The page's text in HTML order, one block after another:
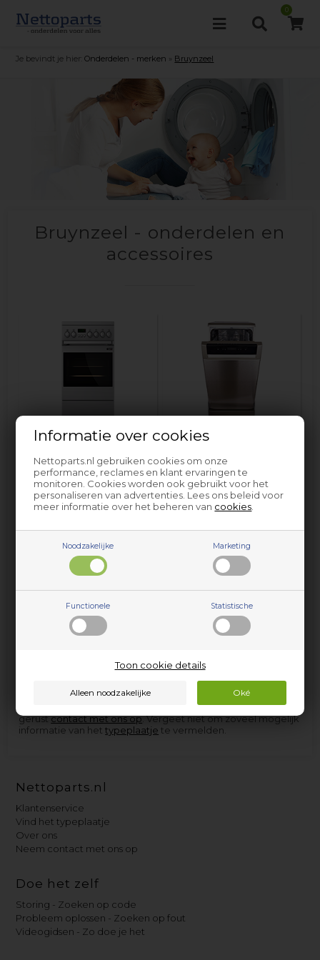
Informatie over cookies
Nettoparts.nl gebruiken cookies om onze
performance, reclames en klant ervaringen te
monitoren. Cookies worden ook gebruikt voor het
personaliseren van advertenties. Lees ons beleid voor
meer informatie over het beheren van cookies
Noodzakelijke Marketing
Functionele Statistische
Toon cookie details
0
Je bevindt je hier: Onderdelen - merken Bruynzeel
Bruynzeel - onderdelen en
accessoires
Fornuis en oven
Onderdelen en accessoires voor huishoudelijke apparaten
van Bruynzeel vindt u bij Nettoparts. We hebben een
gigantische selectie reserveonderdelen voor vrijwel alle
gevallen zo snel aanschaffen dat u niet langer dan een paar
Als u hulp nodig heeft bij het vinden van het juiste
reserveonderdeel voor uw Bruynzeel-apparaat, neem dan
gerustcontact met ons op. Vergeet niet om zoveel mogelijk
informatie van hettypeplaatje te vermelden.
Nettoparts.nl
Klantenservice
Vind het typeplaatje
Over ons
Neem contact met ons op
Doe het zelf
Storing - Zoeken op code
Probleem oplossen - Zoeken op fout
Videogidsen - Zo doe je het